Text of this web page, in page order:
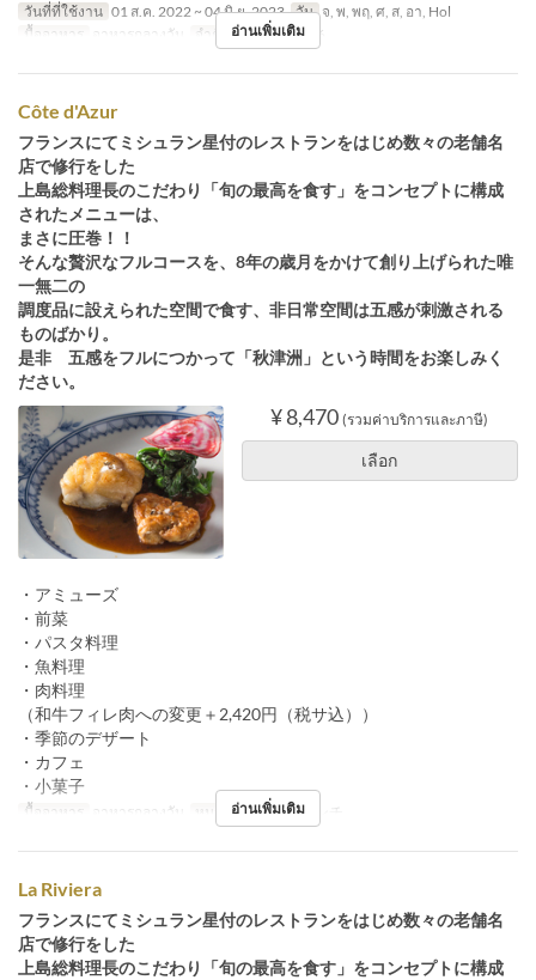
วันที่ที่ใช้งาน 01 ส.ค. 2022 ~ 04 มิ.ย. 2023 วัน จ, พ, พฤ, ศ, ส, อา, Hol
มื้ออาหาร
อาหารกลางวัน จำกัดการสั่งซื้อ 2 ~ 6
อ่านเพิ่มเติม
Côte d'Azur
フランスにてミシュラン星付のレストランをはじめ数々の老舗名
店で修行をした
上島総料理長のこだわり「旬の最高を食す」をコンセプトに構成
されたメニューは、
まさに圧巻！！
そんな贅沢なフルコースを、8年の歳月をかけて創り上げられた唯
一無二の
調度品に設えられた空間で食す、非日常空間は五感が刺激される
ものばかり。
是非 五感をフルにつかって「秋津洲」という時間をお楽しみく
ださい。
¥ 8,470 (รวมค่าบริการและภาษี)
เลือก
・アミューズ
・前菜
・パスタ料理
・魚料理
・肉料理
（和牛フィレ肉への変更＋2,420円（税サ込））
・季節のデザート
・カフェ
・小菓子
มื้ออาหาร อาหารกลางวัน หมวดหมู่ที่นั่ง フレンチ
อ่านเพิ่มเติม
La Riviera
フランスにてミシュラン星付のレストランをはじめ数々の老舗名
店で修行をした
上島総料理長のこだわり「旬の最高を食す」をコンセプトに構成